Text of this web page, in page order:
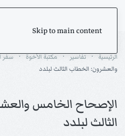
Skip to main content
الرئيسية تفاسير مكتبة الأخوة سفر
والعشرون: الخطاب الثالث لبلدد
الإصحاح الخامس
الثالث لبلدد